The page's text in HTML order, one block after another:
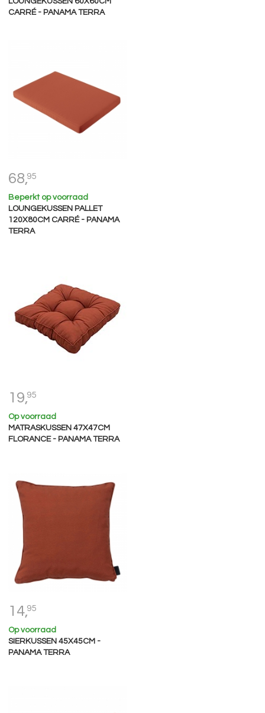
CARRÉ - PANAMA TERRA
68,95
Beperkt op voorraad
LOUNGEKUSSEN PALLET
120X80CM CARRÉ - PANAMA
TERRA
19,95
Op voorraad
MATRASKUSSEN 47X47CM
FLORANCE - PANAMA TERRA
14,95
Op voorraad
SIERKUSSEN 45X45CM -
PANAMA TERRA